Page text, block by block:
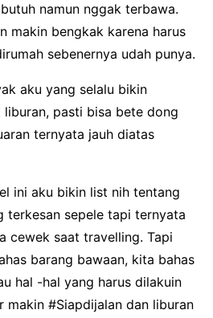
namun nggak terbawa.
makin bengkak karena harus
sebenernya udah punya.
aku yang selalu bikin
pasti bisa bete dong
ternyata jauh diatas
ini aku bikin list nih tentang
terkesan sepele tapi ternyata
cewek saat travelling. Tapi
barang bawaan, kita bahas
hal -hal yang harus dilakuin
makin #Siapdijalan dan liburan